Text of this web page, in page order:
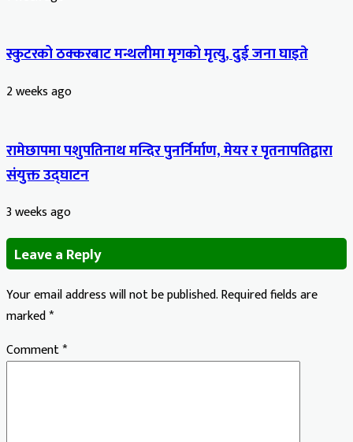
स्कुटरको ठक्करबाट मन्थलीमा मृगको मृत्यु, दुई जना घाइते
2 weeks ago
रामेछापमा पशुपतिनाथ मन्दिर पुनर्निर्माण, मेयर र पृतनापतिद्वारा
संयुक्त उद्घाटन
3 weeks ago
Leave a Reply
Your email address will not be published.Required fields are
marked*
Comment*